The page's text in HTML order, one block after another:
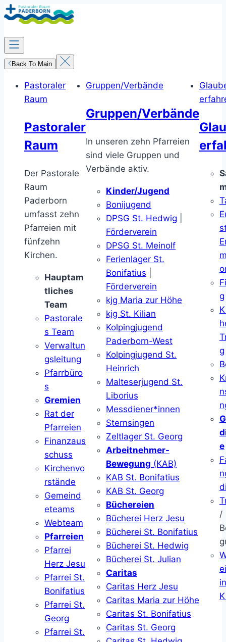
Zum
Inhalt
springen
Back To Main
Pastoraler
Raum
Pastoraler
Raum
Der Pastorale
Raum
Paderborn
umfasst zehn
Pfarreien mit
fünfzehn
Kirchen.
Hauptam
tliches
Team
Pastorale
s Team
Verwaltun
gsleitung
Pfarrbüro
s
Gremien
Rat der
Pfarreien
Finanzaus
schuss
Kirchenvo
rstände
Gemeind
eteams
Webteam
Pfarreien
Pfarrei
Herz Jesu
Pfarrei St.
Bonifatius
Pfarrei St.
Georg
Pfarrei St.
Gruppen/Verbände
Gruppen/Verbände
In unseren zehn Pfarreien
sind viele Gruppen und
Verbände aktiv.
Kinder/Jugend
Bonijugend
DPSG St. Hedwig
Förderverein
DPSG St. Meinolf
Ferienlager St.
Bonifatius
Förderverein
kjg Maria zur Höhe
kjg St. Kilian
Kolpingjugend
Paderborn-West
Kolpingjugend St.
Heinrich
Malteserjugend St.
Liborius
Messdiener*innen
Sternsingen
Zeltlager St. Georg
Arbeitnehmer-
Bewegung (KAB)
KAB St. Bonifatius
KAB St. Georg
Büchereien
Bücherei Herz Jesu
Bücherei St. Bonifatius
Bücherei St. Hedwig
Bücherei St. Julian
Caritas
Caritas Herz Jesu
Caritas Maria zur Höhe
Caritas St. Bonifatius
Caritas St. Georg
g
g
e
/